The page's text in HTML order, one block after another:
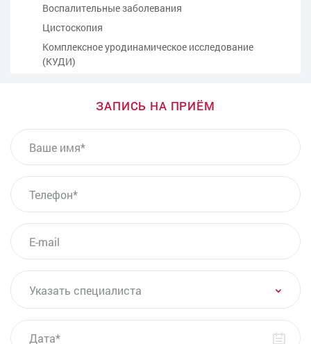
Воспалительные заболевания
Цистоскопия
Комплексное уродинамическое исследование
(КУДИ)
Консультация врача-андролога
УЗИ
PRP-терапия в урологии
Лечение хронического простатита
Анализы на ЗППП (ИППП) для мужчин
ЗАПИСЬ НА ПРИЁМ
Указать специалиста